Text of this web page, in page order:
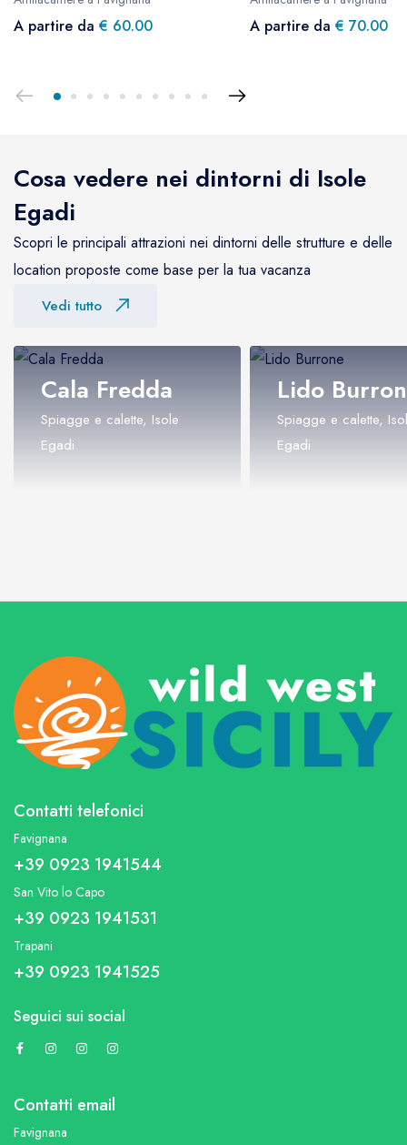
A partire da € 60.00 A partire da € 70.00
Cosa vedere nei dintorni di Isole
Egadi
Scopri le principali attrazioni nei dintorni delle strutture e delle
location proposte come base per la tua vacanza
Vedi tutto
Cala Fredda
Spiagge e calette, Isole
Egadi
Lido
Spiagge e calette,
Egadi
Contatti telefonici
Favignana
+39 0923 1941544
San Vito lo Capo
+39 0923 1941531
Trapani
+39 0923 1941525
Seguici sui social
Contatti email
Favignana